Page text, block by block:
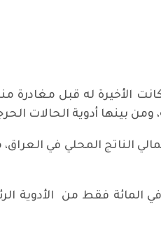
الأخيرة له قبل
بينها أدوية الحالات
آخر كانت منظمة الصحة العالمية قد ذكرت ان